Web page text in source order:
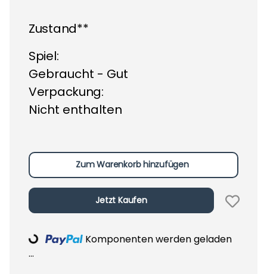
Zustand**
Spiel:
Gebraucht - Gut
Verpackung:
Nicht enthalten
Zum Warenkorb hinzufügen
Jetzt Kaufen
Loading...
Komponenten werden geladen
...